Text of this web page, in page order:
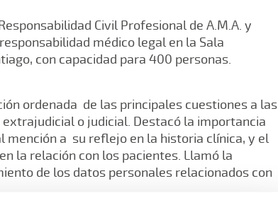
Civil Profesional de A.M.A. y
médico legal en la Sala
con capacidad para 400 personas.
ordenada de las principales cuestiones a las
o judicial. Destacó la importancia
mención a su reflejo en la historia clínica, y el
la relación con los pacientes. Llamó la
de los datos personales relacionados con